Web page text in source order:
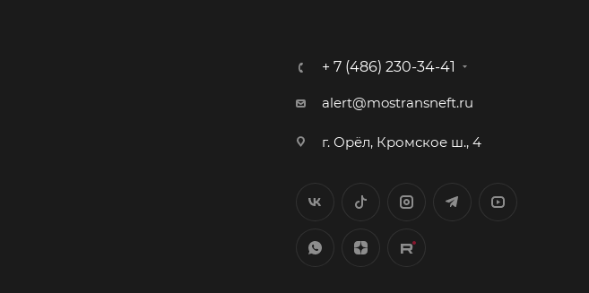
+ 7 (486) 230-34-41
alert@mostransneft.ru
г. Орёл, Кромское ш., 4